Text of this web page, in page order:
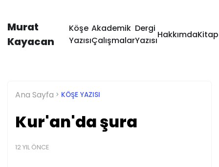
Murat
Kayacan
Köşe
Yazısı
Akademik
Çalışmalar
Dergi
Yazısı
HakkımdaKitap
Ana Sayfa KÖŞE YAZISI
Kur'an'da şura
12 YIL ÖNCE